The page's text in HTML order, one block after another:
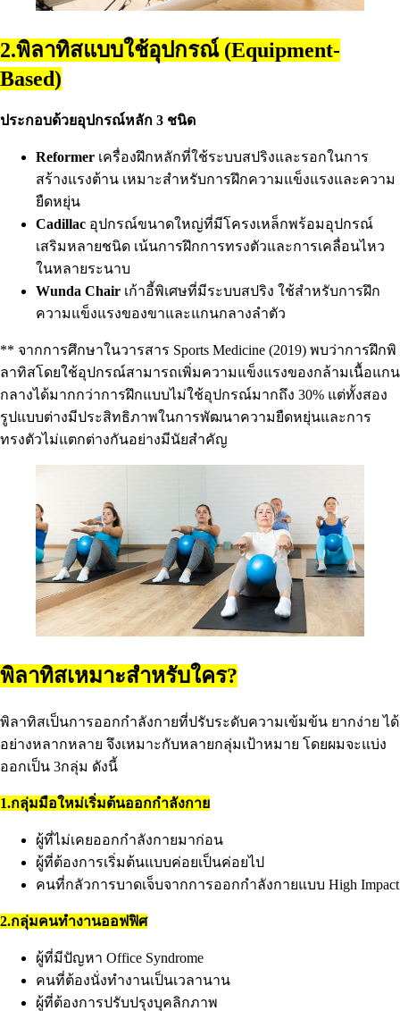
2.พิลาทิสแบบใช้อุปกรณ์ (Equipment-
Based)
ประกอบด้วยอุปกรณ์หลัก 3 ชนิด
Reformer เครื่องฝึกหลักที่ใช้ระบบสปริงและรอกในการ
สร้างแรงต้าน เหมาะสำหรับการฝึกความแข็งแรงและความ
ยืดหยุ่น
Cadillac อุปกรณ์ขนาดใหญ่ที่มีโครงเหล็กพร้อมอุปกรณ์
เสริมหลายชนิด เน้นการฝึกการทรงตัวและการเคลื่อนไหว
ในหลายระนาบ
Wunda Chair เก้าอี้พิเศษที่มีระบบสปริง ใช้สำหรับการฝึก
ความแข็งแรงของขาและแกนกลางลำตัว
** จากการศึกษาในวารสาร Sports Medicine (2019) พบว่าการฝึกพิ
ลาทิสโดยใช้อุปกรณ์สามารถเพิ่มความแข็งแรงของกล้ามเนื้อแกน
กลางได้มากกว่าการฝึกแบบไม่ใช้อุปกรณ์มากถึง 30% แต่ทั้งสอง
รูปแบบต่างมีประสิทธิภาพในการพัฒนาความยืดหยุ่นและการ
ทรงตัวไม่แตกต่างกันอย่างมีนัยสำคัญ
พิลาทิสเหมาะสำหรับใคร?
พิลาทิสเป็นการออกกำลังกายที่ปรับระดับความเข้มข้น ยากง่าย ได้
อย่างหลากหลาย จึงเหมาะกับหลายกลุ่มเป้าหมาย โดยผมจะแบ่ง
ออกเป็น 3กลุ่ม ดังนี้
1.กลุ่มมือใหม่เริ่มต้นออกกำลังกาย
ผู้ที่ไม่เคยออกกำลังกายมาก่อน
ผู้ที่ต้องการเริ่มต้นแบบค่อยเป็นค่อยไป
คนที่กลัวการบาดเจ็บจากการออกกำลังกายแบบ High Impact
2.กลุ่มคนทำงานออฟฟิศ
ผู้ที่มีปัญหา Office Syndrome
คนที่ต้องนั่งทำงานเป็นเวลานาน
ผู้ที่ต้องการปรับปรุงบุคลิกภาพ